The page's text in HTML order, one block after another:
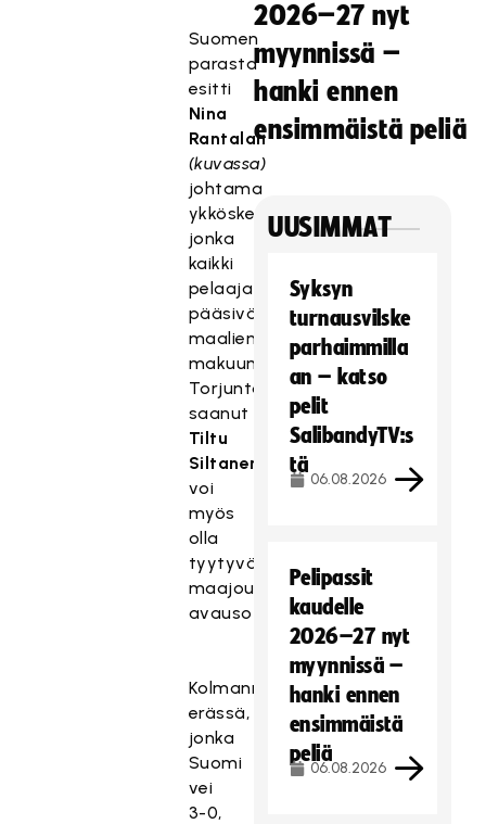
Suomen
parasta
esitti
Nina
Rantalan
(kuvassa)
johtama
ykkösketju,
jonka
kaikki
pelaajat
pääsivät
maalien
makuun.
Torjuntavastuun
saanut
Tiltu
Siltanen
voi
myös
olla
tyytyväinen
maajoukkueuransa
avausotteluun.
Kolmannessa
erässä,
jonka
Suomi
vei
3-0,
2026–27 nyt
myynnissä –
hanki ennen
ensimmäistä peliä
UUSIMMAT
Syksyn
turnausvilske
parhaimmilla
an – katso
pelit
SalibandyTV:s
tä
06.08.2026
Pelipassit
kaudelle
2026–27 nyt
myynnissä –
hanki ennen
ensimmäistä
peliä
06.08.2026